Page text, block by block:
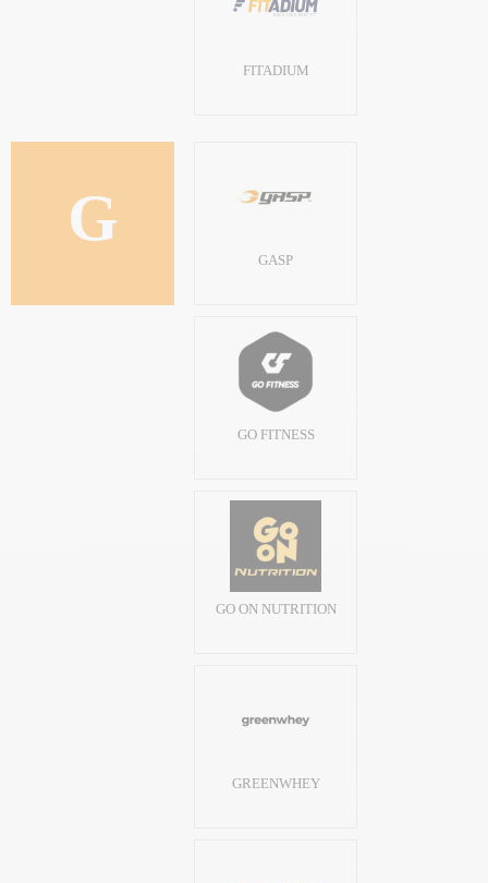
FITADIUM
G
GASP
GO FITNESS
GO ON NUTRITION
GREENWHEY